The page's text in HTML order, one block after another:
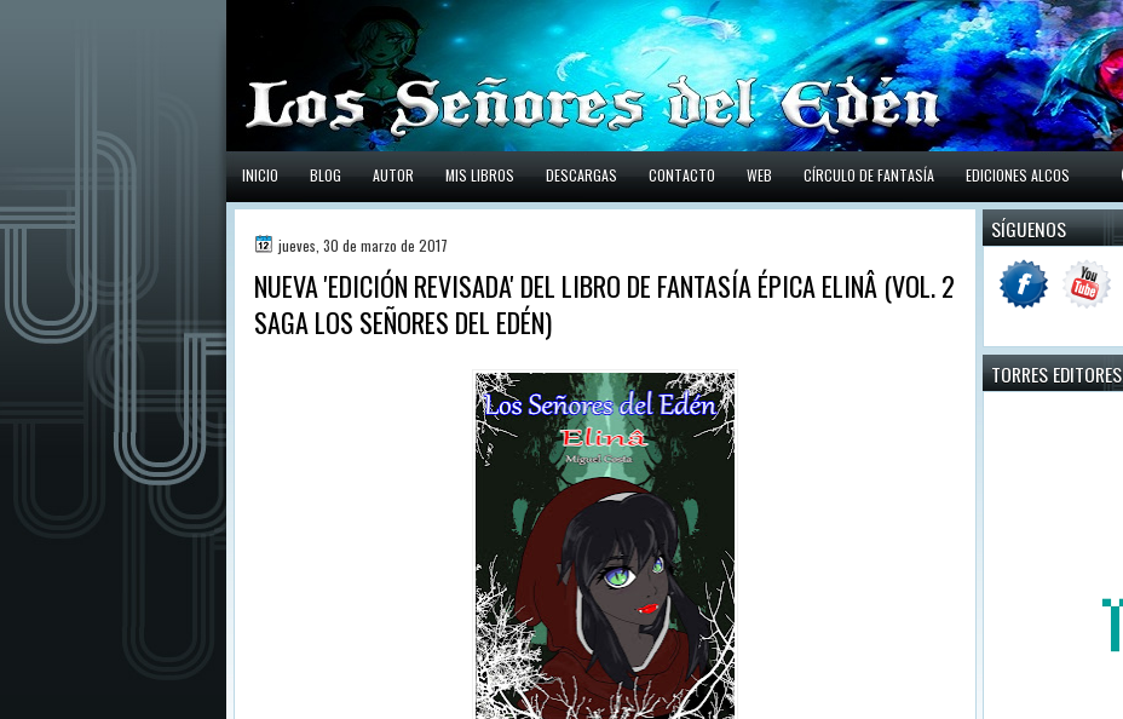
INICIO BLOG AUTOR MIS LIBROS DESCARGAS CONTACTO WEB CÍRCULO DE FANTASÍA EDICIONES ALCOS
jueves, 30 de marzo de 2017
NUEVA 'EDICIÓN REVISADA' DEL LIBRO DE FANTASÍA ÉPICA ELINÂ (VOL. 2
SAGA LOS SEÑORES DEL EDÉN)
SÍGUENOS
TORRES EDITORES